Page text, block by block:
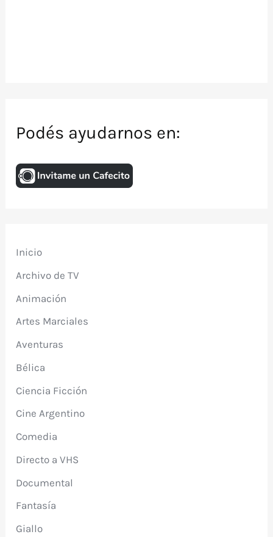
Podés ayudarnos en:
Inicio
Archivo de TV
Animación
Artes Marciales
Aventuras
Bélica
Ciencia Ficción
Cine Argentino
Comedia
Directo a VHS
Documental
Fantasía
Giallo